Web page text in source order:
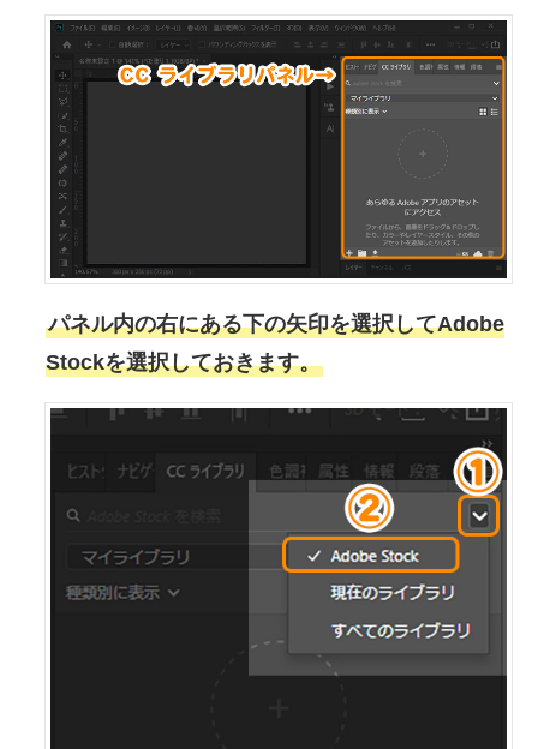
パネル内の右にある下の矢印を選択してAdobe
Stockを選択しておきます。